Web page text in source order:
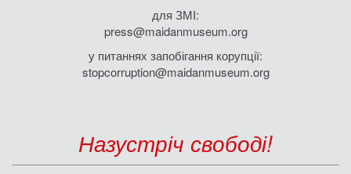
для ЗМІ:
press@maidanmuseum.org
у питаннях запобігання корупції:
stopcorruption@maidanmuseum.org
Назустріч свободі!